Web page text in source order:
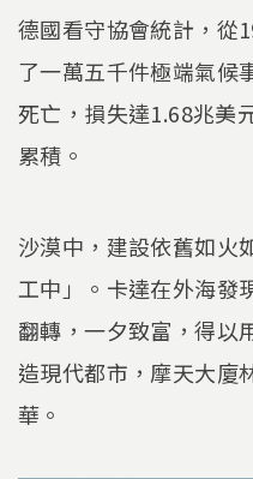
德國看守協會統計，從
了一萬五千件極端氣候
死亡，損失達1.68兆美
累積。
沙漠中，建設依舊如火
工中」。卡達在外海發
翻轉，一夕致富，得以
造現代都市，摩天大廈
華。